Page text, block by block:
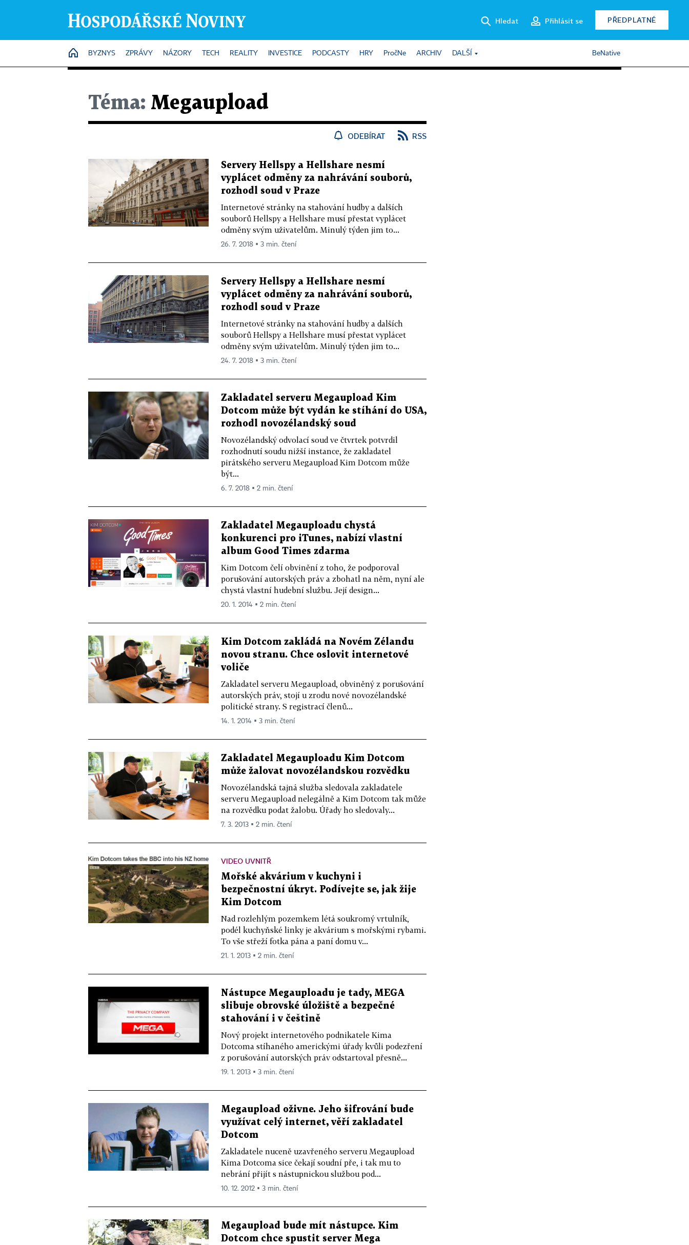
Hledat Přihlásit se PŘEDPLATNÉ
HOME
BYZNYS ZPRÁVY NÁZORY TECH REALITY INVESTICE PODCASTY HRY PročNe ARCHIV DALŠÍ BeNative
Téma: Megaupload
ODEBÍRAT RSS
Servery Hellspy a Hellshare nesmí
vyplácet odměny za nahrávání souborů,
rozhodl soud v Praze
Internetové stránky na stahování hudby a dalších
souborů Hellspy a Hellshare musí přestat vyplácet
odměny svým uživatelům. Minulý týden jim to...
26. 7. 2018 ▪ 3 min. čtení
Servery Hellspy a Hellshare nesmí
vyplácet odměny za nahrávání souborů,
rozhodl soud v Praze
Internetové stránky na stahování hudby a dalších
souborů Hellspy a Hellshare musí přestat vyplácet
odměny svým uživatelům. Minulý týden jim to...
24. 7. 2018 ▪ 3 min. čtení
Zakladatel serveru Megaupload Kim
Dotcom může být vydán ke stíhání do USA,
rozhodl novozélandský soud
Novozélandský odvolací soud ve čtvrtek potvrdil
rozhodnutí soudu nižší instance, že zakladatel
pirátského serveru Megaupload Kim Dotcom může
být...
6. 7. 2018 ▪ 2 min. čtení
Zakladatel Megauploadu chystá
konkurenci pro iTunes, nabízí vlastní
album Good Times zdarma
Kim Dotcom čelí obvinění z toho, že podporoval
porušování autorských práv a zbohatl na něm, nyní ale
chystá vlastní hudební službu. Její design...
20. 1. 2014 ▪ 2 min. čtení
Kim Dotcom zakládá na Novém Zélandu
novou stranu. Chce oslovit internetové
voliče
Zakladatel serveru Megaupload, obviněný z porušování
autorských práv, stojí u zrodu nové novozélandské
politické strany. S registrací členů...
14. 1. 2014 ▪ 3 min. čtení
Zakladatel Megauploadu Kim Dotcom
může žalovat novozélandskou rozvědku
Novozélandská tajná služba sledovala zakladatele
serveru Megaupload nelegálně a Kim Dotcom tak může
na rozvědku podat žalobu. Úřady ho sledovaly...
7. 3. 2013 ▪ 2 min. čtení
VIDEO UVNITŘ
Mořské akvárium v kuchyni i
bezpečnostní úkryt. Podívejte se, jak žije
Kim Dotcom
Nad rozlehlým pozemkem létá soukromý vrtulník,
podél kuchyňské linky je akvárium s mořskými rybami.
To vše střeží fotka pána a paní domu v...
21. 1. 2013 ▪ 2 min. čtení
Nástupce Megauploadu je tady, MEGA
slibuje obrovské úložiště a bezpečné
stahování i v češtině
Nový projekt internetového podnikatele Kima
Dotcoma stíhaného americkými úřady kvůli podezření
z porušování autorských práv odstartoval přesně...
19. 1. 2013 ▪ 3 min. čtení
Megaupload oživne. Jeho šifrování bude
využívat celý internet, věří zakladatel
Dotcom
Zakladatele nuceně uzavřeného serveru Megaupload
Kima Dotcoma sice čekají soudní pře, i tak mu to
nebrání přijít s nástupnickou službou pod...
10. 12. 2012 ▪ 3 min. čtení
Megaupload bude mít nástupce. Kim
Dotcom chce spustit server Mega